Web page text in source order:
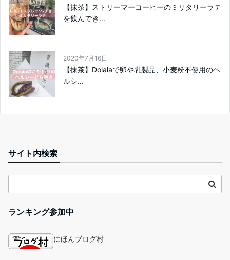
【抹茶】ストリーマーコーヒーのミリタリーラテ
を飲んでき...
2020年7月16日
【抹茶】Dolalaで卵や乳製品、小麦粉不使用のヘ
ルシ...
サイト内検索
ランキング参加中
にほんブログ村